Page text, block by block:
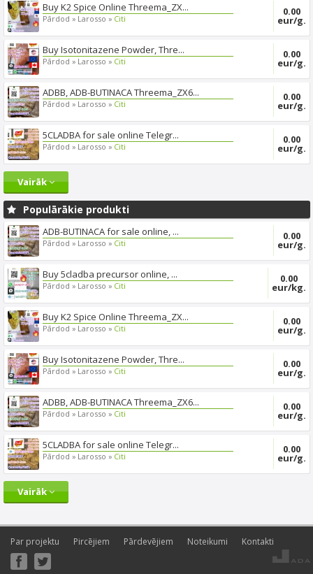
Buy K2 Spice Online Threema_ZX...
Pārdod » Larosso » Citi
0.00
eur/g.
Buy Isotonitazene Powder, Thre...
Pārdod » Larosso » Citi
0.00
eur/g.
ADBB, ADB-BUTINACA Threema_ZX6...
Pārdod » Larosso » Citi
0.00
eur/g.
5CLADBA for sale online Telegr...
Pārdod » Larosso » Citi
0.00
eur/g.
Vairāk
Populārākie produkti
ADB-BUTINACA for sale online, ...
Pārdod » Larosso » Citi
0.00
eur/g.
Buy 5cladba precursor online, ...
Pārdod » Larosso » Citi
0.00
eur/kg.
Buy K2 Spice Online Threema_ZX...
Pārdod » Larosso » Citi
0.00
eur/g.
Buy Isotonitazene Powder, Thre...
Pārdod » Larosso » Citi
0.00
eur/g.
ADBB, ADB-BUTINACA Threema_ZX6...
Pārdod » Larosso » Citi
0.00
eur/g.
5CLADBA for sale online Telegr...
Pārdod » Larosso » Citi
0.00
eur/g.
Vairāk
Par projektu Pircējiem Pārdevējiem Noteikumi Kontakti